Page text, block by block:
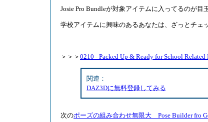
Josie Pro Bundleが対象アイテムに入ってるのが目
学校アイテムに興味のあるあなたは、ざっとチェ
＞＞＞ 0210 - Packed Up & Ready for School Related
関連：
DAZ3Dに無料登録してみる
次のポーズの組み合わせ無限大 Pose Builder fro